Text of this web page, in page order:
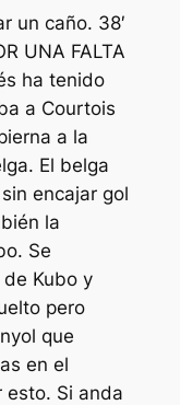
un caño. 38′
UNA FALTA
ha tenido
a Courtois
a la
El belga
encajar gol
la
Se
Kubo y
pero
que
en el
esto. Si anda